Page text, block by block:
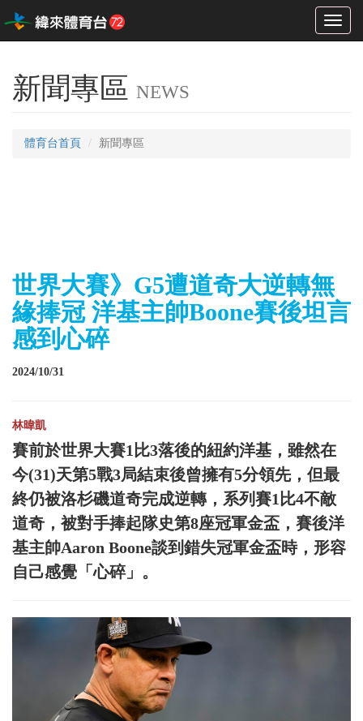
Toggle
新聞專區 NEWS
體育台首頁 新聞專區
世界大賽》G5遭道奇大逆轉無
緣捧冠 洋基主帥Boone賽後坦言
感到心碎
2024/10/31
林暐凱
賽前於世界大賽1比3落後的紐約洋基，雖然在
今(31)天第5戰3局結束後曾擁有5分領先，但最
終仍被洛杉磯道奇完成逆轉，系列賽1比4不敵
道奇，被對手捧起隊史第8座冠軍金盃，賽後洋
基主帥Aaron Boone談到錯失冠軍金盃時，形容
自己感覺「心碎」。